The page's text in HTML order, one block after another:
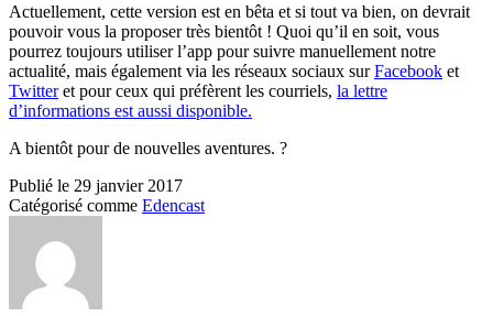
Actuellement, cette version est en bêta et si tout va bien, on devrait
pouvoir vous la proposer très bientôt ! Quoi qu’il en soit, vous
pourrez toujours utiliser l’app pour suivre manuellement notre
actualité, mais également via les réseaux sociaux surFacebook et
Twitteret pour ceux qui préfèrent les courriels, la lettre
d’informations est aussi disponible.
A bientôt pour de nouvelles aventures. ?
Publié le 29 janvier 2017
Catégorisé comme Edencast